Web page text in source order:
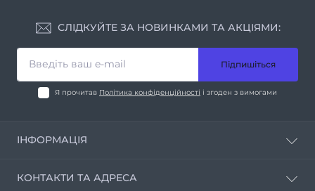
СЛІДКУЙТЕ ЗА НОВИНКАМИ ТА АКЦІЯМИ:
Підпишіться
Я прочитав Політика конфіденційності і згоден з вимогами
ІНФОРМАЦІЯ
Умови співпраці
КОНТАКТИ ТА АДРЕСА